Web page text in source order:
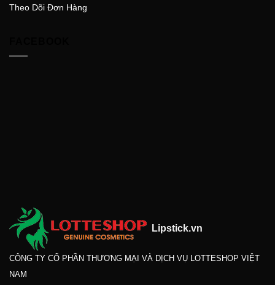
Theo Dõi Đơn Hàng
Lipstick.vn
CÔNG TY CỔ PHẦN THƯƠNG MẠI VÀ DỊCH VỤ LOTTESHOP VIỆT
NAM